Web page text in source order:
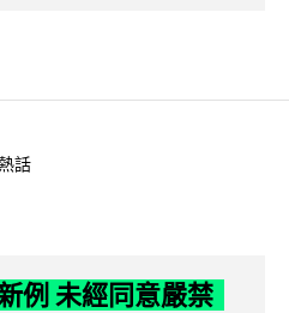
話
例 未經同意嚴禁